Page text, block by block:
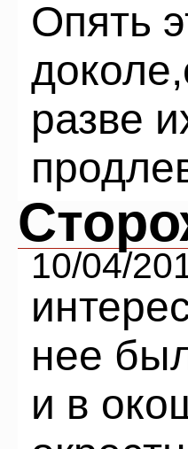
Опять
разве
10/04/
нее
и в